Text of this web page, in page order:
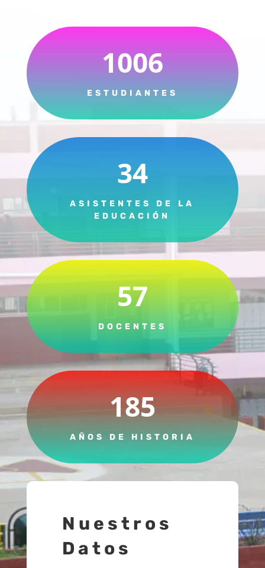
1006
ESTUDIANTES
34
ASISTENTES DE LA
EDUCACIÓN
57
DOCENTES
185
AÑOS DE HISTORIA
Nuestros
Datos